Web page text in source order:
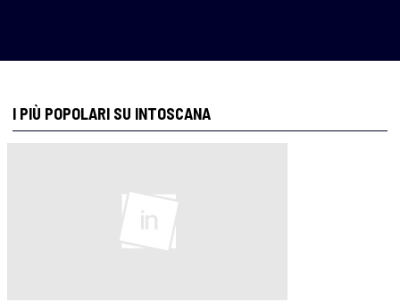
I PIÙ POPOLARI SU INTOSCANA